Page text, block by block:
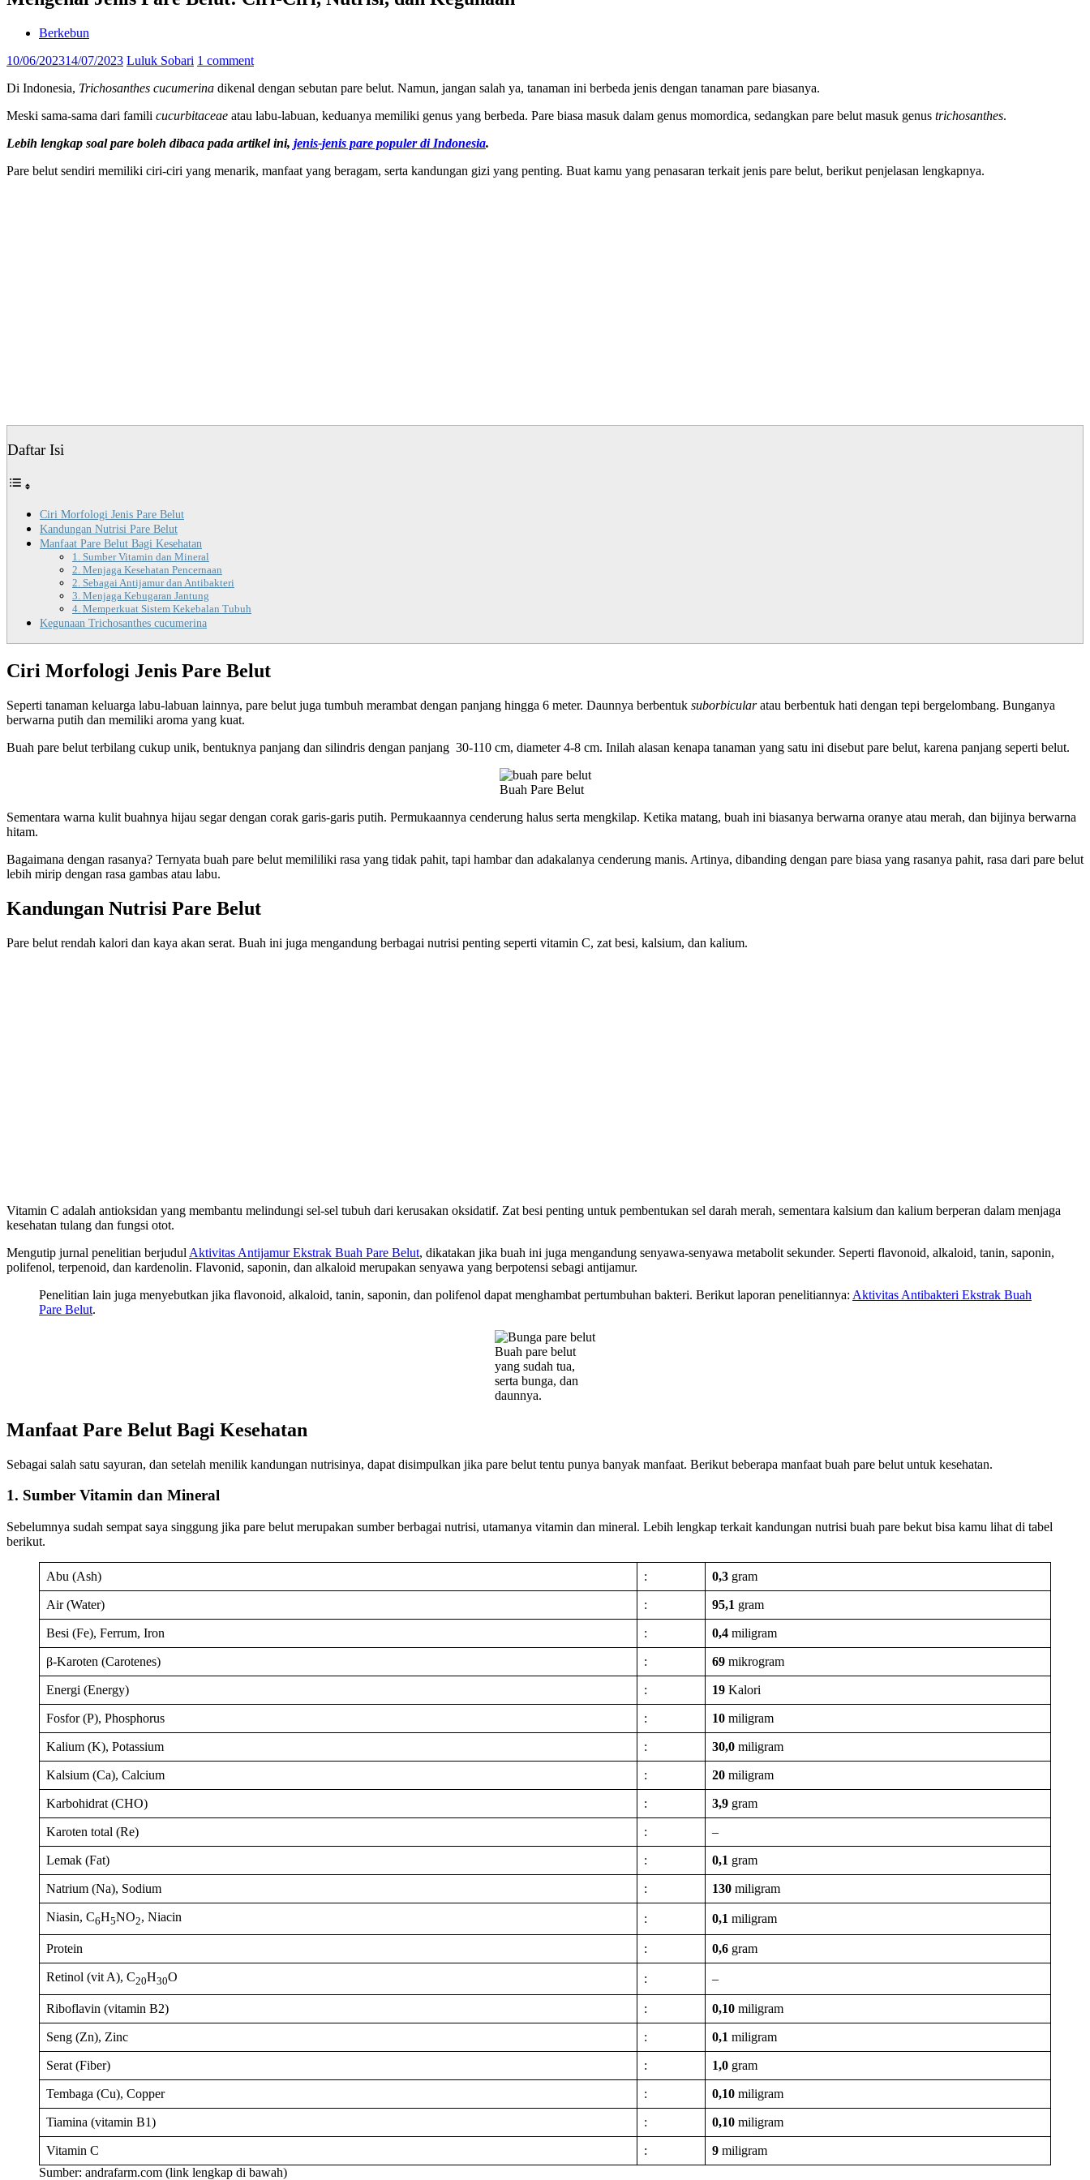
Berkebun
10/06/202314/07/2023 Luluk Sobari 1 comment
Di Indonesia, Trichosanthes cucumerina dikenal dengan sebutan pare belut. Namun, jangan salah ya, tanaman ini berbeda jenis dengan tanaman pare biasanya.
Meski sama-sama dari famili cucurbitaceae atau labu-labuan, keduanya memiliki genus yang berbeda. Pare biasa masuk dalam genus momordica, sedangkan pare belut masuk genus trichosanthes.
Lebih lengkap soal pare boleh dibaca pada artikel ini, jenis-jenis pare populer di Indonesia.
Pare belut sendiri memiliki ciri-ciri yang menarik, manfaat yang beragam, serta kandungan gizi yang penting. Buat kamu yang penasaran terkait jenis pare belut, berikut penjelasan lengkapnya.
Daftar Isi
Ciri Morfologi Jenis Pare Belut
Kandungan Nutrisi Pare Belut
Manfaat Pare Belut Bagi Kesehatan
1. Sumber Vitamin dan Mineral
2. Menjaga Kesehatan Pencernaan
2. Sebagai Antijamur dan Antibakteri
3. Menjaga Kebugaran Jantung
4. Memperkuat Sistem Kekebalan Tubuh
Kegunaan Trichosanthes cucumerina
Ciri Morfologi Jenis Pare Belut
Seperti tanaman keluarga labu-labuan lainnya, pare belut juga tumbuh merambat dengan panjang hingga 6 meter. Daunnya berbentuk suborbicularatau berbentuk hati dengan tepi bergelombang. Bunganya
berwarna putih dan memiliki aroma yang kuat.
Buah pare belut terbilang cukup unik, bentuknya panjang dan silindris dengan panjang 30-110 cm, diameter 4-8 cm. Inilah alasan kenapa tanaman yang satu ini disebut pare belut, karena panjang seperti belut.
Buah Pare Belut
Sementara warna kulit buahnya hijau segar dengan corak garis-garis putih. Permukaannya cenderung halus serta mengkilap. Ketika matang, buah ini biasanya berwarna oranye atau merah, dan bijinya berwarna
hitam.
Bagaimana dengan rasanya? Ternyata buah pare belut memililiki rasa yang tidak pahit, tapi hambar dan adakalanya cenderung manis. Artinya, dibanding dengan pare biasa yang rasanya pahit, rasa dari pare belut
lebih mirip dengan rasa gambas atau labu.
Kandungan Nutrisi Pare Belut
Pare belut rendah kalori dan kaya akan serat. Buah ini juga mengandung berbagai nutrisi penting seperti vitamin C, zat besi, kalsium, dan kalium.
Vitamin C adalah antioksidan yang membantu melindungi sel-sel tubuh dari kerusakan oksidatif. Zat besi penting untuk pembentukan sel darah merah, sementara kalsium dan kalium berperan dalam menjaga
kesehatan tulang dan fungsi otot.
Mengutip jurnal penelitian berjudul Aktivitas Antijamur Ekstrak Buah Pare Belut, dikatakan jika buah ini juga mengandung senyawa-senyawa metabolit sekunder. Seperti flavonoid, alkaloid, tanin, saponin,
polifenol, terpenoid, dan kardenolin. Flavonid, saponin, dan alkaloid merupakan senyawa yang berpotensi sebagi antijamur.
Penelitian lain juga menyebutkan jika flavonoid, alkaloid, tanin, saponin, dan polifenol dapat menghambat pertumbuhan bakteri. Berikut laporan penelitiannya: Aktivitas Antibakteri Ekstrak Buah
Pare Belut.
Buah pare belut
yang sudah tua,
serta bunga, dan
daunnya.
Manfaat Pare Belut Bagi Kesehatan
Sebagai salah satu sayuran, dan setelah menilik kandungan nutrisinya, dapat disimpulkan jika pare belut tentu punya banyak manfaat. Berikut beberapa manfaat buah pare belut untuk kesehatan.
1. Sumber Vitamin dan Mineral
Sebelumnya sudah sempat saya singgung jika pare belut merupakan sumber berbagai nutrisi, utamanya vitamin dan mineral. Lebih lengkap terkait kandungan nutrisi buah pare bekut bisa kamu lihat di tabel
berikut.
Abu (Ash) : 0,3 gram
Air (Water) : 95,1 gram
Besi (Fe), Ferrum, Iron : 0,4 miligram
β-Karoten (Carotenes) : 69 mikrogram
Energi (Energy) : 19 Kalori
Fosfor (P), Phosphorus : 10 miligram
Kalium (K), Potassium : 30,0 miligram
Kalsium (Ca), Calcium : 20 miligram
Karbohidrat (CHO) : 3,9 gram
Karoten total (Re) : –
Lemak (Fat) : 0,1 gram
Natrium (Na), Sodium : 130 miligram
Niasin, C6H5NO2, Niacin : 0,1 miligram
Protein : 0,6 gram
Retinol (vit A), C20H30O : –
Riboflavin (vitamin B2) : 0,10 miligram
Seng (Zn), Zinc : 0,1 miligram
Serat (Fiber) : 1,0 gram
Tembaga (Cu), Copper : 0,10 miligram
Tiamina (vitamin B1) : 0,10 miligram
Vitamin C : 9 miligram
Sumber: andrafarm.com (link lengkap di bawah)